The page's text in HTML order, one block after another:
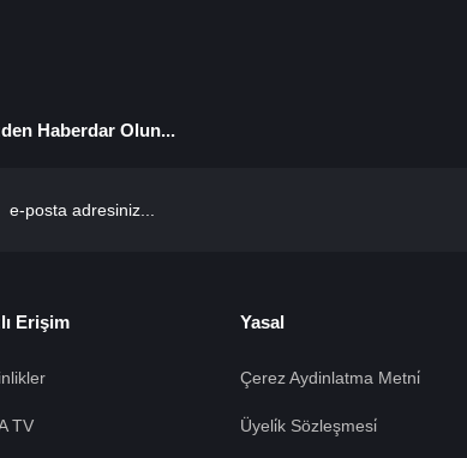
Haberdar Olun...
Erişim
TV
Yasal
Çerez Aydinlatma Metni̇
Üyeli̇k Sözleşmesi̇